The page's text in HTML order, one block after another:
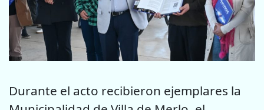
Durante el acto recibieron ejemplares la